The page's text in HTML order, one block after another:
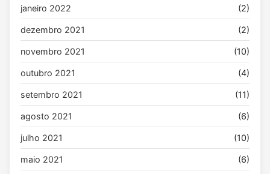
janeiro 2022 (2)
dezembro 2021 (2)
novembro 2021 (10)
outubro 2021 (4)
setembro 2021 (11)
agosto 2021 (6)
julho 2021 (10)
maio 2021 (6)